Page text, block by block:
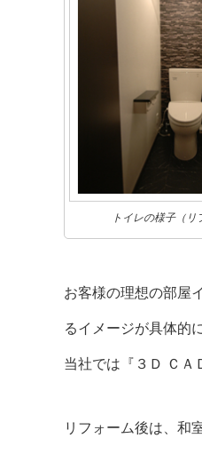
トイレの様子（リ
お客様の理想の部屋
るイメージが具体的
当社では『３Ｄ ＣＡ
リフォーム後は、和